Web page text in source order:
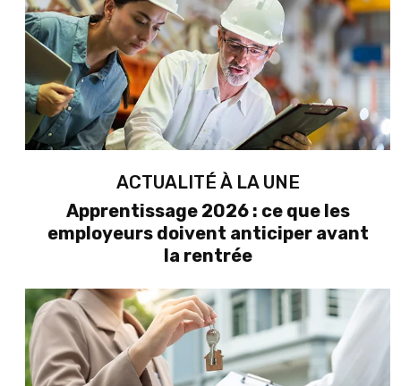
ACTUALITÉ À LA UNE
Apprentissage 2026 : ce que les
employeurs doivent anticiper avant
la rentrée